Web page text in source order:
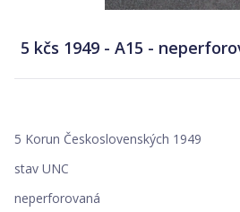
5 kčs 1949 - A15 -
5 Korun Československých 1949
stav UNC
neperforovaná